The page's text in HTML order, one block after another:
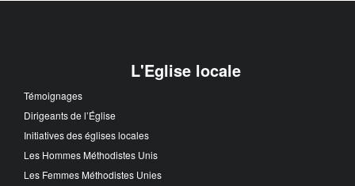
L'Eglise locale
Témoignages
Dirigeants de l’Église
Initiatives des églises locales
Les Hommes Méthodistes Unis
Les Femmes Méthodistes Unies